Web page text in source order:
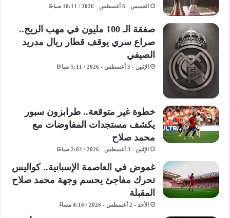
الخميس - 6 أغسطس - 2026 / 10:11 صباحًا
صفقة الـ 100 مليون في مهب الريح..
صراع سري يوقف قطار ريال مدريد
الصيفي
الإثنين - 3 أغسطس - 2026 / 5:11 صباحًا
خطوة غير متوقعة.. طرابزون سبور
يكشف مستجدات المفاوضات مع
محمد صلاح
الإثنين - 3 أغسطس - 2026 / 2:02 صباحًا
غموض في العاصمة الإسبانية.. كواليس
تحرك مفاجئ يحسم وجهة محمد صلاح
المقبلة
الأحد - 2 أغسطس - 2026 / 4:16 مساءً